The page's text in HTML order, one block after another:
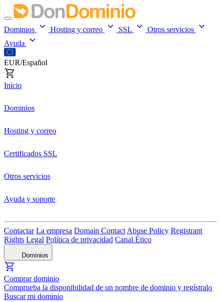
Dominios Hosting y correo SSL
Otros servicios
Ayuda
EUR/Español
Inicio
Dominios
Hosting y correo
Certificados SSL
Otros servicios
Ayuda y soporte
Contactar La empresa Domain Contact Abuse Policy Registrant
Rights Legal Política de privacidad Canal Ético
Dominios
Comprar dominio
Comprueba la disponibilidad de un nombre de dominio y regístralo
Buscar mi dominio